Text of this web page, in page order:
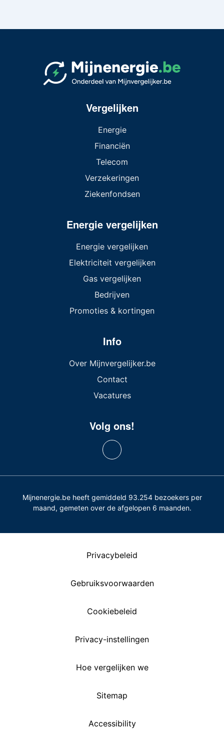
Vergelijken
Energie
Financiën
Telecom
Verzekeringen
Ziekenfondsen
Energie vergelijken
Energie vergelijken
Elektriciteit vergelijken
Gas vergelijken
Bedrijven
Promoties & kortingen
Info
Over Mijnvergelijker.be
Contact
Vacatures
Volg ons!
Mijnenergie.be heeft gemiddeld 93.254 bezoekers per
maand, gemeten over de afgelopen 6 maanden.
Privacybeleid
Gebruiksvoorwaarden
Cookiebeleid
Privacy-instellingen
Hoe vergelijken we
Sitemap
Accessibility